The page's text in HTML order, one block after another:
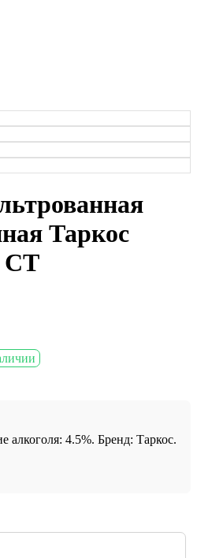
Таркос
СТ
алкоголя: 4.5%. Бренд: Таркос.